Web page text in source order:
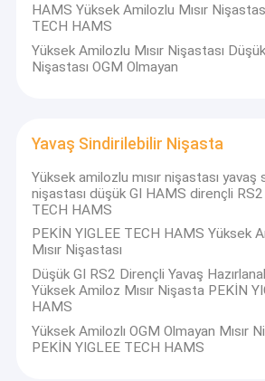
HAMS Yüksek Amilozlu Mısır
TECH HAMS
Yüksek Amilozlu Mısır Nişastası
Nişastası OGM Olmayan
Yavaş Sindirilebilir Nişasta
Yüksek amilozlu mısır nişastası yavaş
nişastası düşük GI HAMS dirençli
TECH HAMS
PEKİN YIGLEE TECH HAMS Yüksek
Mısır Nişastası
Düşük GI RS2 Dirençli Yavaş
Yüksek Amiloz Mısır Nişasta PEKİN
HAMS
Yüksek Amilozlı OGM Olmayan Mısır
PEKİN YIGLEE TECH HAMS